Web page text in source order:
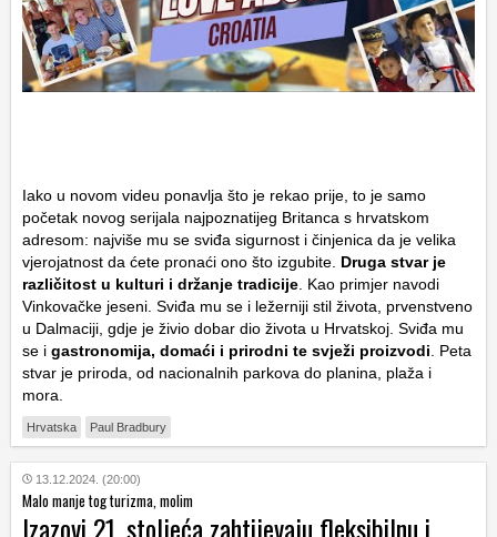
Iako u novom videu ponavlja što je rekao prije, to je samo
početak novog serijala najpoznatijeg Britanca s hrvatskom
adresom: najviše mu se sviđa sigurnost i činjenica da je velika
vjerojatnost da ćete pronaći ono što izgubite. Druga stvar je
različitost u kulturi i držanje tradicije . Kao primjer navodi
Vinkovačke jeseni. Sviđa mu se i ležerniji stil života, prvenstveno
u Dalmaciji, gdje je živio dobar dio života u Hrvatskoj. Sviđa mu
se i gastronomija, domaći i prirodni te svježi proizvodi . Peta
stvar je priroda, od nacionalnih parkova do planina, plaža i
mora.
Hrvatska Paul Bradbury
13.12.2024. (20:00)
Malo manje tog turizma, molim
Izazovi 21. stoljeća zahtijevaju fleksibilnu i